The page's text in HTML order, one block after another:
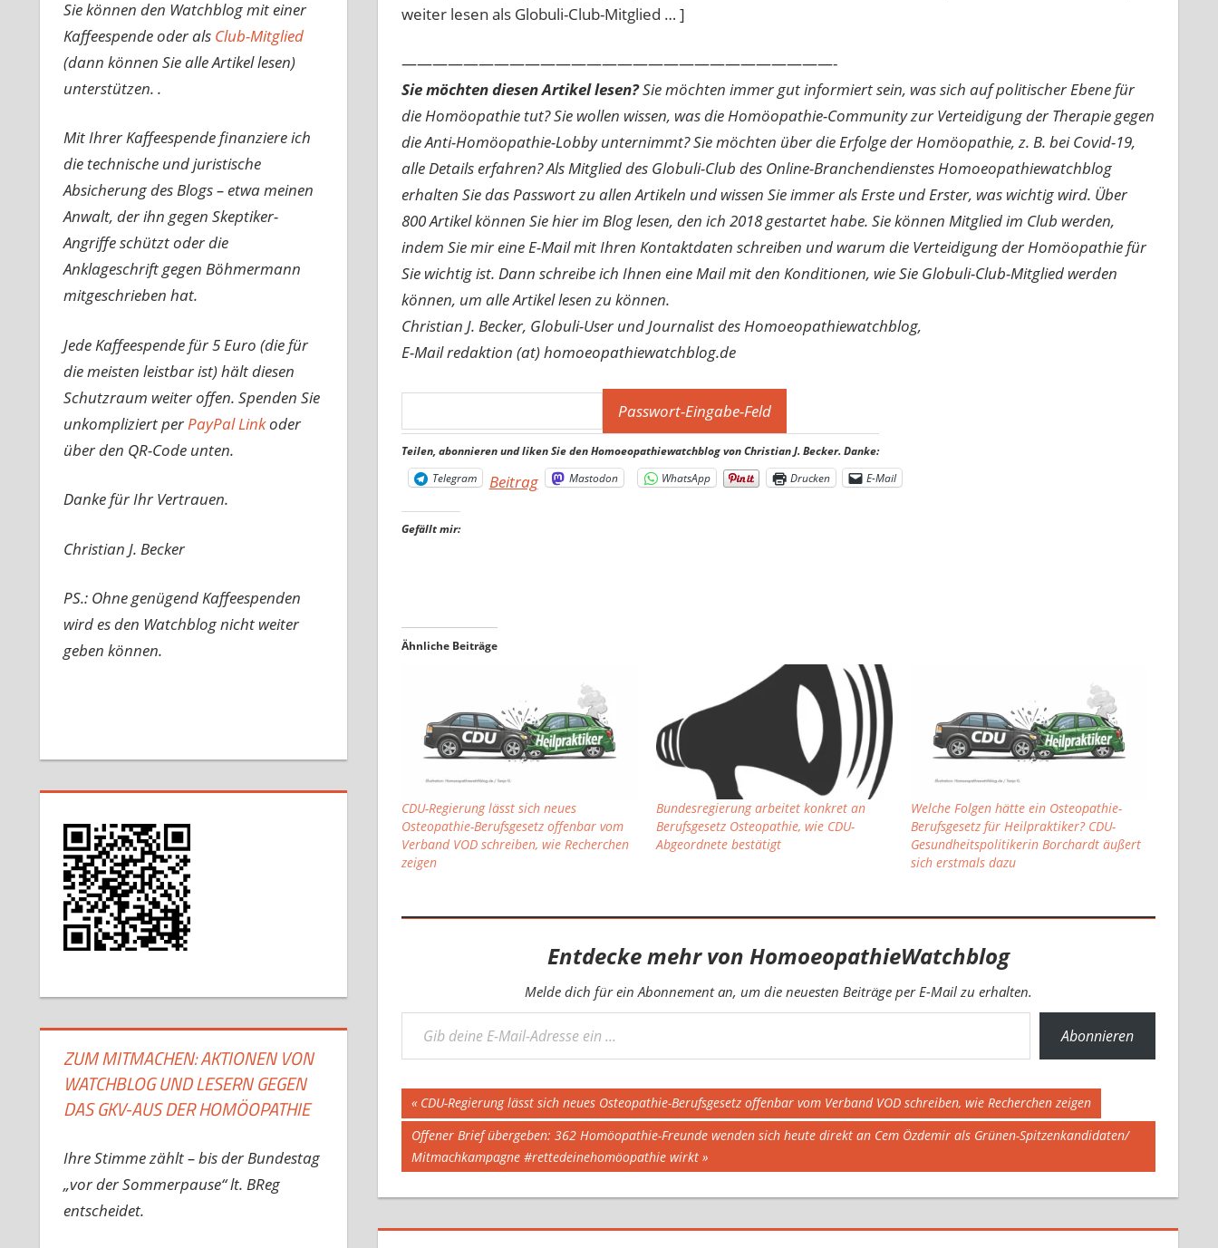
weiter lesen als Globuli-Club-Mitglied … ]
————————————————————————————-
Sie möchten diesen Artikel lesen?Sie möchten immer gut informiert sein, was sich auf politischer Ebene für
die Homöopathie tut? Sie wollen wissen, was die Homöopathie-Community zur Verteidigung der Therapie gegen
die Anti-Homöopathie-Lobby unternimmt? Sie möchten über die Erfolge der Homöopathie, z. B. bei Covid-19,
alle Details erfahren? Als Mitglied des Globuli-Club des Online-Branchendienstes Homoeopathiewatchblog
erhalten Sie das Passwort zu allen Artikeln und wissen Sie immer als Erste und Erster, was wichtig wird. Über
800 Artikel können Sie hier im Blog lesen, den ich 2018 gestartet habe. Sie können Mitglied im Club werden,
indem Sie mir eine E-Mail mit Ihren Kontaktdaten schreiben und warum die Verteidigung der Homöopathie für
Sie wichtig ist. Dann schreibe ich Ihnen eine Mail mit den Konditionen, wie Sie Globuli-Club-Mitglied werden
können, um alle Artikel lesen zu können.
Christian J. Becker, Globuli-User und Journalist des Homoeopathiewatchblog,
E-Mail redaktion (at) homoeopathiewatchblog.de
Teilen, abonnieren und liken Sie den Homoeopathiewatchblog von Christian J. Becker. Danke:
Telegram
Beitrag Mastodon WhatsApp Drucken E-Mail
Gefällt mir:
Ähnliche Beiträge
CDU-Regierung lässt sich neues
Osteopathie-Berufsgesetz offenbar vom
Verband VOD schreiben, wie Recherchen
zeigen
Bundesregierung arbeitet konkret an
Berufsgesetz Osteopathie, wie CDU-
Abgeordnete bestätigt
Welche Folgen hätte ein Osteopathie-
Berufsgesetz für Heilpraktiker? CDU-
Gesundheitspolitikerin Borchardt äußert
sich erstmals dazu
Entdecke mehr von HomoeopathieWatchblog
Melde dich für ein Abonnement an, um die neuesten Beiträge per E-Mail zu erhalten.
Gib deine E-Mail-Adresse ein ...
Abonnieren
Beitragsnavigation
Vorheriger
Beitrag:
CDU-Regierung lässt sich neues Osteopathie-Berufsgesetz offenbar vom Verband VOD schreiben, wie Recherchen zeigen
Nächster
Beitrag:
Offener Brief übergeben: 362 Homöopathie-Freunde wenden sich heute direkt an Cem Özdemir als Grünen-Spitzenkandidaten/
Mitmachkampagne #rettedeinehomöopathie wirkt
Sie können den Watchblog mit einer
Kaffeespende oder als Club-Mitglied
(dann können Sie alle Artikel lesen)
unterstützen. .
Mit Ihrer Kaffeespende finanziere ich
die technische und juristische
Absicherung des Blogs – etwa meinen
Anwalt, der ihn gegen Skeptiker-
Angriffe schützt oder die
Anklageschrift gegen Böhmermann
mitgeschrieben hat.
Jede Kaffeespende für 5 Euro (die für
die meisten leistbar ist) hält diesen
Schutzraum weiter offen. Spenden Sie
unkompliziert perPayPal Linkoder
über den QR-Code unten.
Danke für Ihr Vertrauen.
Christian J. Becker
PS.: Ohne genügend Kaffeespenden
wird es den Watchblog nicht weiter
geben können.
ZUM MITMACHEN: AKTIONEN VON
WATCHBLOG UND LESERN GEGEN
DAS GKV-AUS DER HOMÖOPATHIE
Ihre Stimme zählt – bis der Bundestag
„vor der Sommerpause“ lt. BReg
entscheidet.